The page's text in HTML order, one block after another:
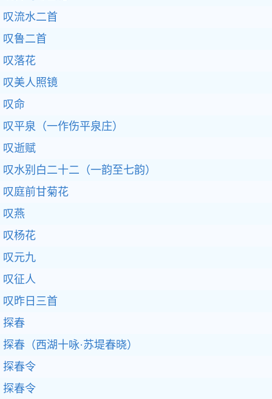
叹流水二首
叹鲁二首
叹落花
叹美人照镜
叹命
叹平泉（一作伤平泉庄）
叹逝赋
叹水别白二十二（一韵至七韵）
叹庭前甘菊花
叹燕
叹杨花
叹元九
叹征人
叹昨日三首
探春
探春（西湖十咏·苏堤春晓）
探春令
探春令